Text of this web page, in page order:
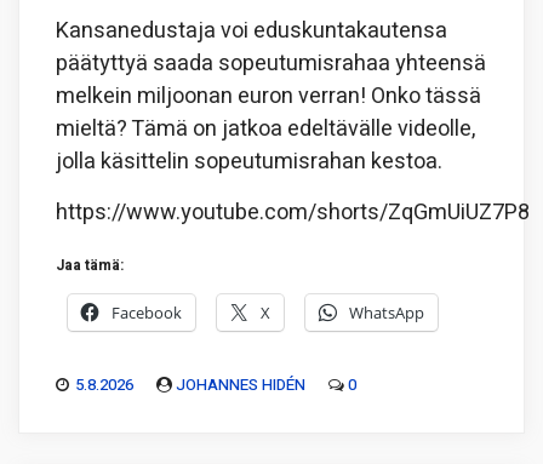
Kansanedustaja voi eduskuntakautensa
päätyttyä saada sopeutumisrahaa yhteensä
melkein miljoonan euron verran! Onko tässä
mieltä? Tämä on jatkoa edeltävälle videolle,
jolla käsittelin sopeutumisrahan kestoa.
https://www.youtube.com/shorts/ZqGmUiUZ7P8
Jaa tämä:
Facebook X WhatsApp
5.8.2026 JOHANNES HIDÉN 0